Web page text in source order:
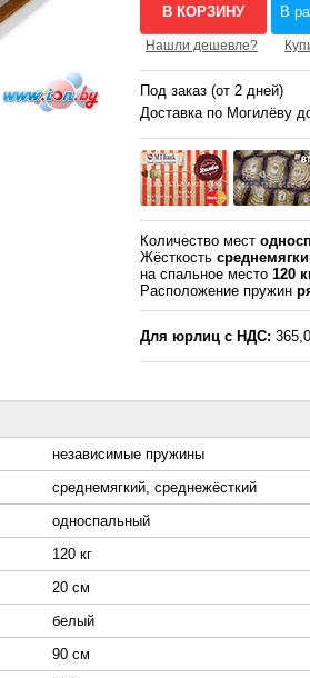
В КОРЗИНУ В
Нашли дешевле?
Под заказ (от 2 дней)
Доставка по Могилёву
Количество мест
Жёсткость
на спальное место120
Расположение пружин
Для юрлиц с НДС:
независимые пружины
среднемягкий, среднежёсткий
односпальный
120 кг
20 см
белый
90 см